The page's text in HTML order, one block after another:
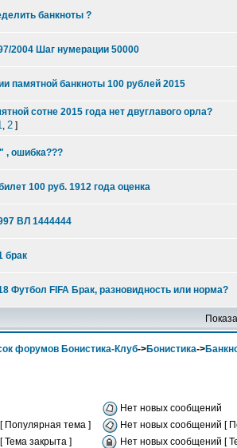
банкноты ?
2004 Шаг нумерации 50000
памятной банкноты 100 рублей 2015
сотне 2015 года нет двуглавого орла?
2 ]
ошибка???
100 руб. 1912 года оценка
ВЛ 1444444
брак
Футбол FIFA Брак, разновидность или норма?
форумов Бонистика-Клуб->Бонистика->
Нет новых сообщений
Популярная тема ]
Нет новых сообщений [
закрыта ]
Нет новых сообщений [